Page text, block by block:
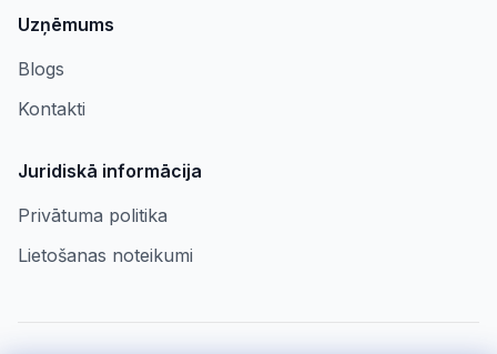
Uzņēmums
Blogs
Kontakti
Juridiskā informācija
Privātuma politika
Lietošanas noteikumi